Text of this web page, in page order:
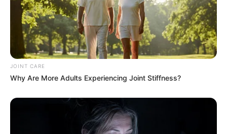
ฤกษ์มงคล ดูเพิ่มเติม
ฤกษ์มงคล
เสาร์ห้า คือ อะไร วันแรงจริงหรือหลอก ?
JOINT CARE
Why Are More Adults Experiencing Joint Stiffness?